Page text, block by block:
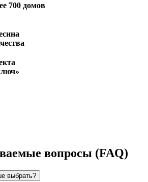
700 домов
вопросы (FAQ)
выбрать?